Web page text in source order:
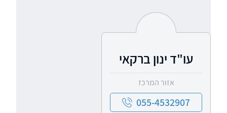
עו"ד ינון ברקאי
אזור המרכז
055-4532907